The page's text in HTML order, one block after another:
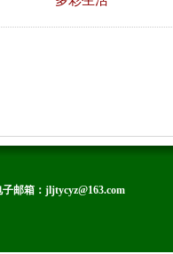
邮箱：jljtycyz@163.com